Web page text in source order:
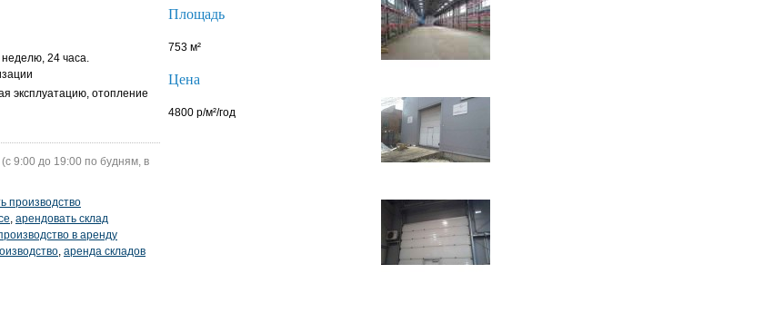
неделю, 24 часа.
эксплуатацию, отопление
(с 9:00 до 19:00 по будням, в
производство
, арендовать склад
в аренду
, аренда складов
Площадь
753 м²
Цена
4800 р/м²/год